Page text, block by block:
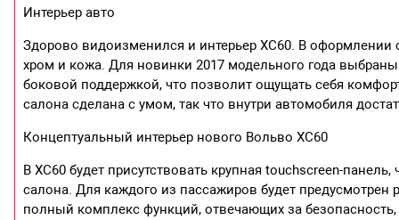
Интерьер авто
Здорово видоизменился и интерьер ХС60. В оформлении
хром и кожа. Для новинки 2017 модельного года
боковой поддержкой, что позволит ощущать себя
салона сделана с умом, так что внутри автомобиля
Концептуальный интерьер нового Вольво ХС60
В XC60 будет присутствовать крупная touchscreen-
салона. Для каждого из пассажиров будет
полный комплекс функций, отвечающих за